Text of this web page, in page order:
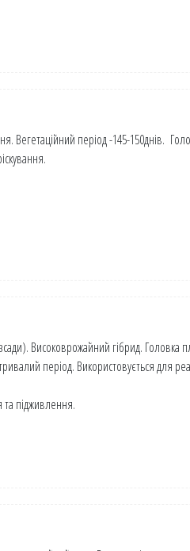
Вегетаційний період -145-150днів.
Високоврожайний гібрид. Головка
період. Використовується для
підживлення.